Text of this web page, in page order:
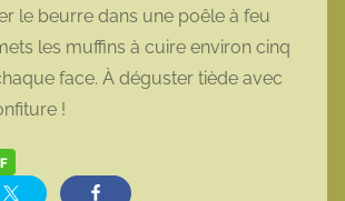
le beurre dans une poêle à feu
les muffins à cuire environ cinq
face. À déguster tiède avec
!